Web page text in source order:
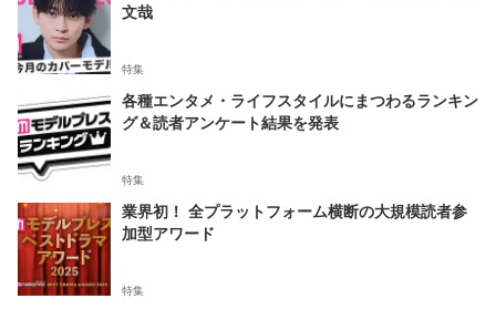
文哉
特集
各種エンタメ・ライフスタイルにまつわるランキン
グ＆読者アンケート結果を発表
特集
業界初！ 全プラットフォーム横断の大規模読者参
加型アワード
特集